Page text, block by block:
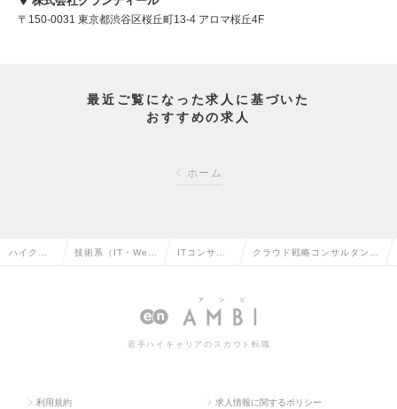
〒150-0031 東京都渋谷区桜丘町13-4 アロマ桜丘4F
最近ご覧になった求人に基づいた
おすすめの求人
ホーム
ハイクラ 技術系（IT・We ITコンサル クラウド戦略コンサルタント
若手ハイキャリアのスカウト転職
利用規約 求人情報に関するポリシー